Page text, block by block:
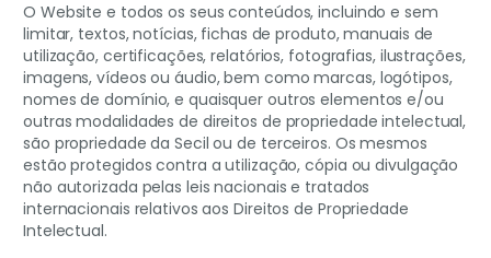
O Website e todos os seus conteúdos, incluindo e sem
limitar, textos, notícias, fichas de produto, manuais de
utilização, certificações, relatórios, fotografias, ilustrações,
imagens, vídeos ou áudio, bem como marcas, logótipos,
nomes de domínio, e quaisquer outros elementos e/ou
outras modalidades de direitos de propriedade intelectual,
são propriedade da Secil ou de terceiros. Os mesmos
estão protegidos contra a utilização, cópia ou divulgação
não autorizada pelas leis nacionais e tratados
internacionais relativos aos Direitos de Propriedade
Intelectual.